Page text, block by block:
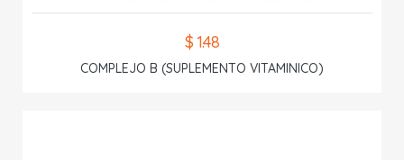
$ 1.48
COMPLEJO B (SUPLEMENTO VITAMINICO)